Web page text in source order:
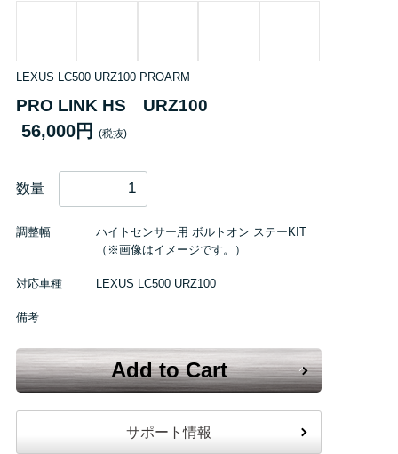
LEXUS LC500 URZ100 PROARM
PRO LINK HS URZ100
56,000円 (税抜)
数量
調整幅
ハイトセンサー用 ボルトオン ステーKIT
（※画像はイメージです。）
対応車種 LEXUS LC500 URZ100
備考
Add to Cart
サポート情報